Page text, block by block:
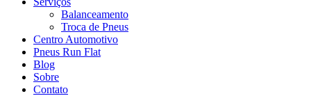
Balanceamento
Troca de Pneus
Centro Automotivo
Pneus Run Flat
Blog
Sobre
Contato